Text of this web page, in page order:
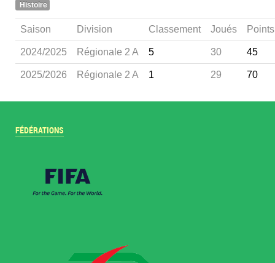
Histoire
Saison Division Classement Joués Points
2024/2025 Régionale 2 A 5 30 45
2025/2026 Régionale 2 A 1 29 70
FÉDÉRATIONS